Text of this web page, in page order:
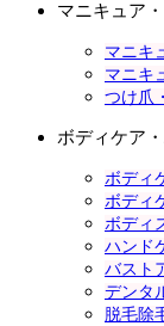
マニキュア
マニキ
マニキ
つけ爪
ボディケア
ボディ
ボディ
ボディ
ハンド
バスト
デンタ
脱毛除